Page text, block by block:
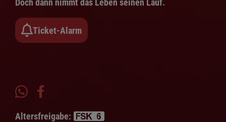
Doch dann nimmt das Leben seinen Lauf.
Ticket-Alarm
Altersfreigabe: